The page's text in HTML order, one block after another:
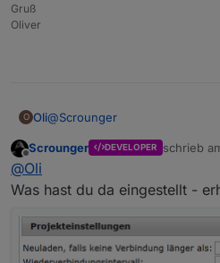
Gruß
Oliver
O Oli@Scrounger
leider keine Besserung
Offline
Scrounger DEVELOPER schrieb
zuletzt
@Oli
Was hast du da eingestellt -